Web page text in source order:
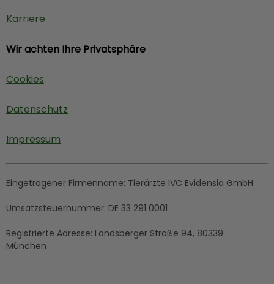
Karriere
Wir achten Ihre Privatsphäre
Cookies
Datenschutz
Impressum
Eingetragener Firmenname: Tierärzte IVC Evidensia GmbH
Umsatzsteuernummer: DE 33 291 0001
Registrierte Adresse: Landsberger Straße 94, ​80339
München